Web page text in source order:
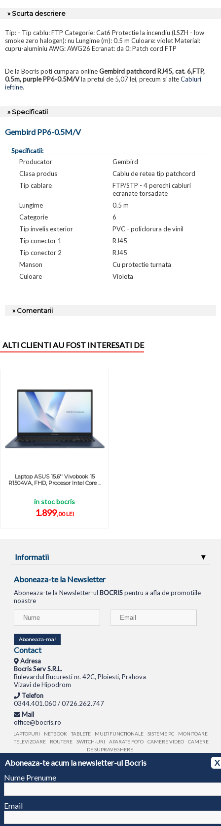
Aboneaza-te acum la newsletter-ul Bocris
X
Nume Prenume
Email
» Scurta descriere
Tip: - Tip cablu: FTP Categorie: Cat6 Protectie la incendiu (LSZH - low
smoke zero halogen): nu Lungime (m): 0.5 m Culoare: violet Material:
cupru-aluminiu AWG: AWG26 Ecranat: da 0: Patch cord FTP
De la Bocris poti cumpara onlineGembird patchcord RJ45, cat. 6,FTP,
0.5m, purple PP6-0.5M/Vla pretul de 5,07 lei, precum si alteCabluri
ieftine.
» Specificatii
Gembird PP6-0.5M/V
Specificatii:
Producator
Gembird
Clasa produs
Cablu de retea tip patchcord
Tip cablare
FTP/STP - 4 perechi cabluri
ecranate torsadate
Lungime
0.5 m
Categorie
6
Tip invelis exterior
PVC - policlorura de vinil
Tip conector 1
RJ45
Tip conector 2
RJ45
Manson
Cu protectie turnata
Culoare
Violeta
» Comentarii
ALTI CLIENTI AU FOST INTERESATI DE
Laptop ASUS 15.6'' Vivobook 15
R1504VA, FHD, Procesor Intel Core ...
in stoc bocris
1.899,00 LEI
Informatii
Aboneaza-te la Newsletter
Aboneaza-te la Newsletter-ul BOCRISpentru a afla de promotiile
noastre
Aboneaza-ma!
Contact
Adresa
Bocris Serv S.R.L.
Bulevardul Bucuresti nr. 42C, Ploiesti, Prahova
Vizavi de Hipodrom
Telefon
0344.401.060 / 0726.262.747
Mail
office@bocris.ro
LAPTOPURI NETBOOK TABLETE MULTIFUNCTIONALE SISTEME PC
MONITOARE
TELEVIZOARE
ROUTERE SWITCH-URI APARATE FOTO CAMERE VIDEO
CAMERE
DE SUPRAVEGHERE